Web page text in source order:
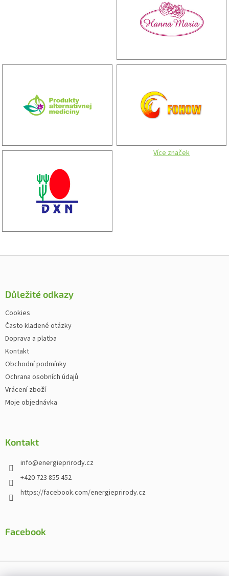
Více značek
Zápatí
Důležité odkazy
Cookies
Často kladené otázky
Doprava a platba
Kontakt
Obchodní podmínky
Ochrana osobních údajů
Vrácení zboží
Moje objednávka
Kontakt
info@energieprirody.cz
+420 723 855 452
https://facebook.com/energieprirody.cz
Facebook